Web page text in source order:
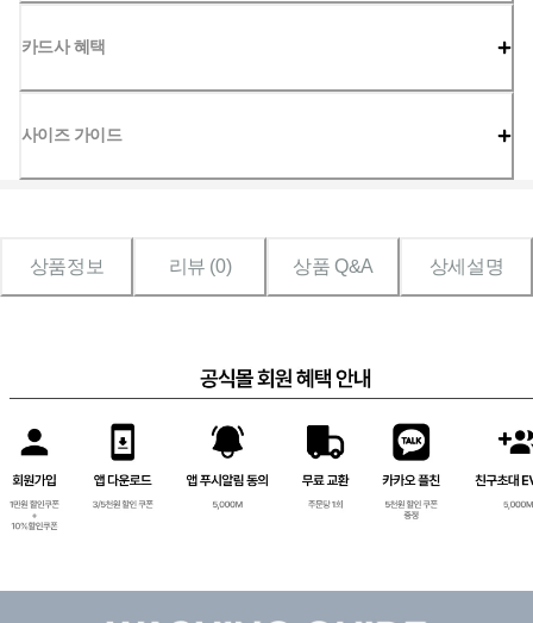
카드사 혜택
사이즈 가이드
상품정보 리뷰 (0) 상품 Q&A 상세설명